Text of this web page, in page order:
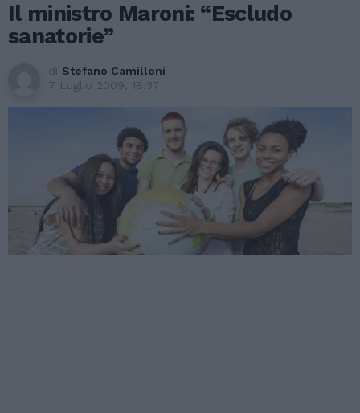
Il ministro Maroni: “Escludo
sanatorie”
di Stefano Camilloni
7 Luglio 2009, 18:37